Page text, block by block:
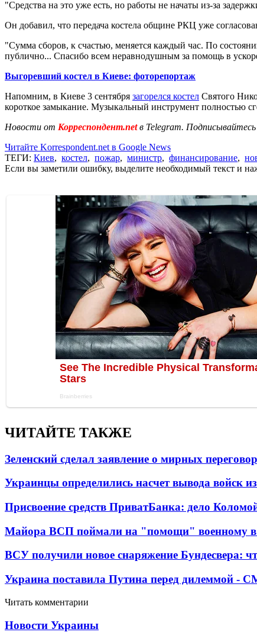
"Средства на это уже есть, но работы не начаты из-за
Он добавил, что передача костела общине РКЦ уже
"Сумма сборов, к счастью, меняется каждый час. По
публично... Спасибо всем неравнодушным за помощь в
Выгоревший костел в Киеве: фоторепортаж
Напомним, в Киеве 3 сентября загорелся костел Святого
короткое замыкание. Музыкальный инструмент полностью
Новости от Корреспондент.netв Telegram.
Читайте Korrespondent.net в Google News
ТЕГИ: Киев, костел, пожар, министр, финансирование,
Если вы заметили ошибку, выделите необходимый текст и
ЧИТАЙТЕ ТАКЖЕ
Зеленский сделал заявление о мирных
Украинцы определились насчет вывода войск
Присвоение средств ПриватБанка: дело
Майора ВСП поймали на "помощи" военному
ВСУ получили новое снаряжение Бундесвера:
Украина поставила Путина перед дилеммой -
Читать комментарии
Новости Украины